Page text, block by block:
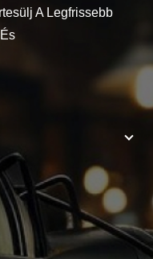
A Legfrissebb